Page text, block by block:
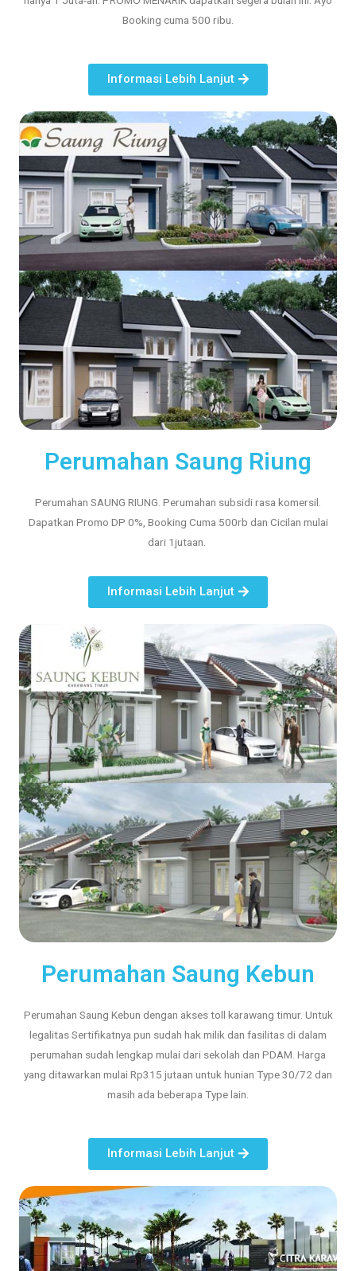
Booking cuma 500 ribu.
Informasi Lebih Lanjut
Perumahan Saung Riung
Perumahan SAUNG RIUNG. Perumahan subsidi rasa komersil.
Dapatkan Promo DP 0%, Booking Cuma 500rb dan Cicilan mulai
dari 1jutaan.
Informasi Lebih Lanjut
Perumahan Saung Kebun
Perumahan Saung Kebun dengan akses toll karawang timur. Untuk
legalitas Sertifikatnya pun sudah hak milik dan fasilitas di dalam
perumahan sudah lengkap mulai dari sekolah dan PDAM. Harga
yang ditawarkan mulai Rp315 jutaan untuk hunian Type 30/72 dan
masih ada beberapa Type lain.
Informasi Lebih Lanjut